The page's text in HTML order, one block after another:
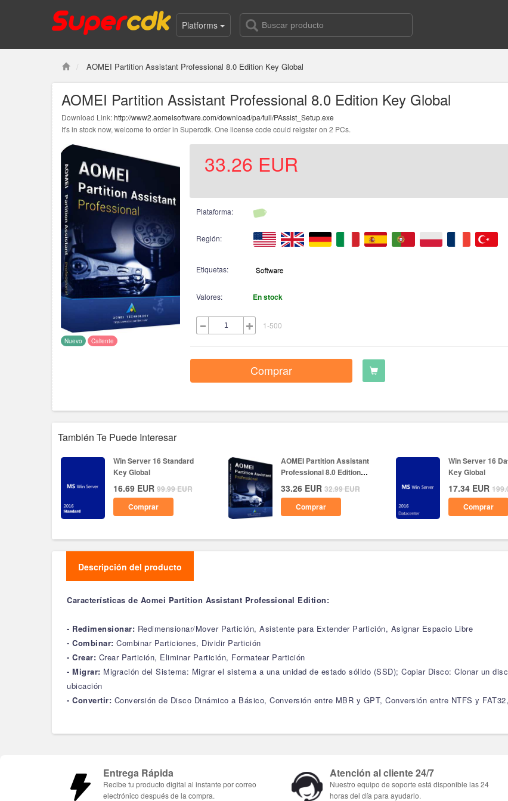
Platforms
AOMEI Partition Assistant Professional 8.0 Edition Key Global
AOMEI Partition Assistant Professional 8.0 Edition Key Global
Download Link:http://www2.aomeisoftware.com/download/pa/full/PAssist_Setup.exe
It's in stock now, welcome to order in Supercdk. One license code could reigster on 2 PCs.
Nuevo Caliente
33.26 EUR
Plataforma:
Región:
Etiquetas:
Valores: En stock
1-500
Comprar
También Te Puede Interesar
Win Server 16 Standard
Key Global
16.69 EUR 99.99EUR
Comprar
AOMEI Partition Assistant
Professional 8.0 Edition
Key...
33.26 EUR 32.99EUR
Comprar
Win Server 16
Key Global
17.34 EUR
Comprar
Descripción del producto
Características de Aomei Partition Assistant Professional Edition:
- Redimensionar: Redimensionar/Mover Partición, Asistente para Extender Partición, Asignar Espacio Libre
- Combinar: Combinar Particiones, Dividir Partición
- Crear: Crear Partición, Eliminar Partición, Formatear Partición
- Migrar: Migración del Sistema: Migrar el sistema a una unidad de estado sólido (SSD); Copiar Disco: Clonar un
ubicación
- Convertir: Conversión de Disco Dinámico a Básico, Conversión entre MBR y GPT, Conversión entre NTFS y
Entrega Rápida
Recibe tu producto digital al instante por correo
electrónico después de la compra.
Atención al cliente 24/7
Nuestro equipo de soporte está disponible las 24
horas del día para ayudarlo.